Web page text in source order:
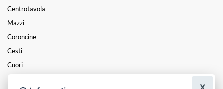
Centrotavola
Mazzi
Coroncine
Cesti
Cuori
Funebre
X